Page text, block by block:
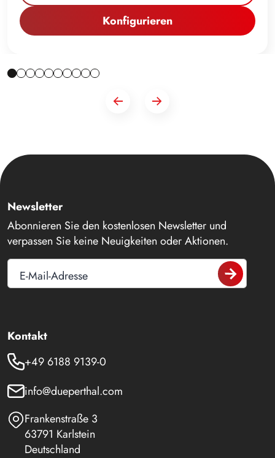
Konfigurieren
Newsletter
Abonnieren Sie den kostenlosen Newsletter und
verpassen Sie keine Neuigkeiten oder Aktionen.
E-Mail-Adresse
Kontakt
+49 6188 9139-0
info@dueperthal.com
Frankenstraße 3
63791 Karlstein
Deutschland